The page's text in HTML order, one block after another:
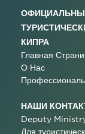
КИПРА
Главная
О Нас
НАШИ
Deputy
Для